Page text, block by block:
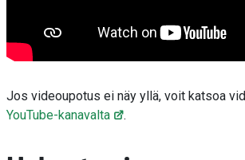
Jos videoupotus ei näy yllä, voit katsoa
YouTube-kanavalta
.